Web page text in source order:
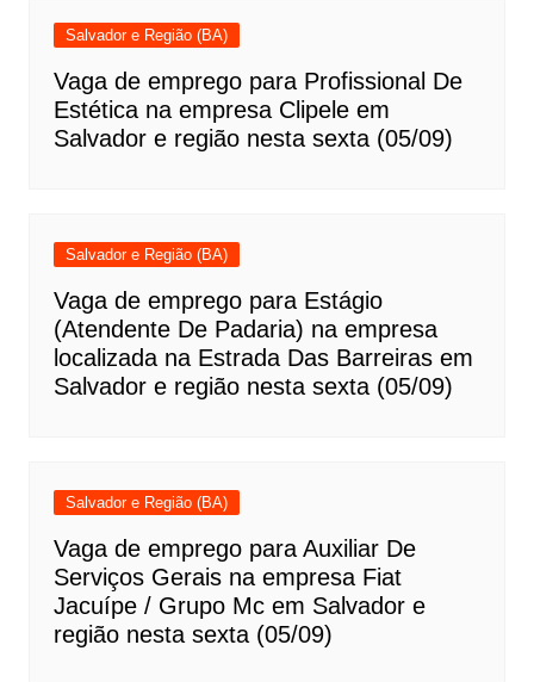
Salvador e Região (BA)
Vaga de emprego para Profissional De
Estética na empresa Clipele em
Salvador e região nesta sexta (05/09)
Salvador e Região (BA)
Vaga de emprego para Estágio
(Atendente De Padaria) na empresa
localizada na Estrada Das Barreiras em
Salvador e região nesta sexta (05/09)
Salvador e Região (BA)
Vaga de emprego para Auxiliar De
Serviços Gerais na empresa Fiat
Jacuípe / Grupo Mc em Salvador e
região nesta sexta (05/09)